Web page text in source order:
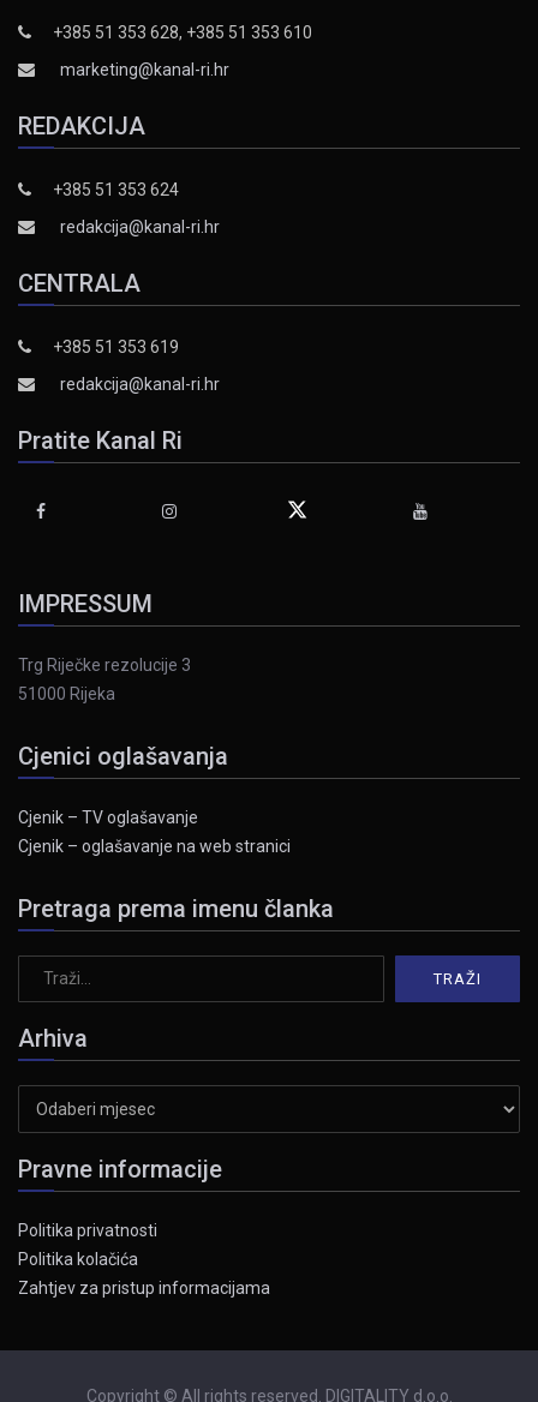
+385 51 353 628, +385 51 353 610
marketing@kanal-ri.hr
REDAKCIJA
+385 51 353 624
redakcija@kanal-ri.hr
CENTRALA
+385 51 353 619
redakcija@kanal-ri.hr
Pratite Kanal Ri
IMPRESSUM
Trg Riječke rezolucije 3
51000 Rijeka
Cjenici oglašavanja
Cjenik – TV oglašavanje
Cjenik – oglašavanje na web stranici
Pretraga prema imenu članka
Arhiva
Pravne informacije
Politika privatnosti
Politika kolačića
Zahtjev za pristup informacijama
Copyright © All rights reserved. DIGITALITY d.o.o.